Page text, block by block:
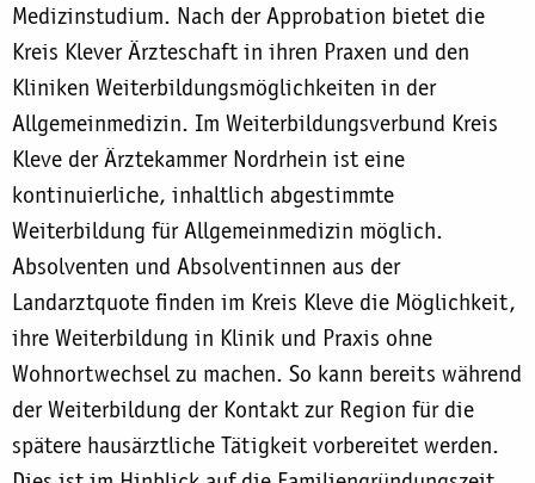
Medizinstudium. Nach der Approbation bietet die
Kreis Klever Ärzteschaft in ihren Praxen und den
Kliniken Weiterbildungsmöglichkeiten in der
Allgemeinmedizin. Im Weiterbildungsverbund Kreis
Kleve der Ärztekammer Nordrhein ist eine
kontinuierliche, inhaltlich abgestimmte
Weiterbildung für Allgemeinmedizin möglich.
Absolventen und Absolventinnen aus der
Landarztquote finden im Kreis Kleve die Möglichkeit,
ihre Weiterbildung in Klinik und Praxis ohne
Wohnortwechsel zu machen. So kann bereits während
der Weiterbildung der Kontakt zur Region für die
spätere hausärztliche Tätigkeit vorbereitet werden.